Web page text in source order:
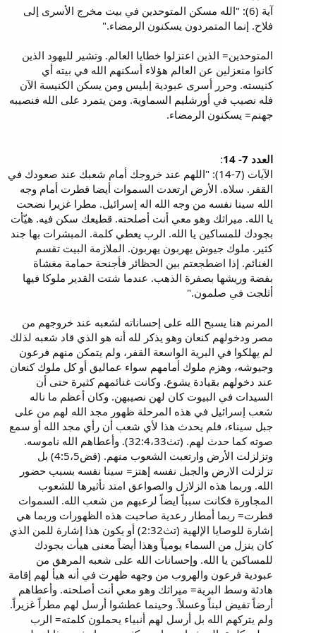
آية (6): "الله مسكن المتوحدين في بيت مخرج الأسرى إلى
فلاح. إنما المتمردون يسكنون الرمضاء."
المتوحدين= الذين اعتزلوا خطايا العالم. وتشير لليهود الذين
كانوا منعزلين عن العالم هؤلاء أسكنهم الله في بيته أي
كنيسته. وحرر أسرى عبودية إبليس ومن يسكن الكنيسة الآن
فله نصيب في أورشليم السماوية. ومن يتمرد على الله فنصيبه
جهنم= يسكنون الرمضاء.
العدد 7- 14
:
الآيات (7-14): "اللهم عند خروجك أمام شعبك عند صعودك في
القفر. سلاه. الأرض ارتعدت السموات أيضا قطرت أمام وجه
الله سينا نفسه من وجه الله اله إسرائيل. مطرا غزيرا نضحت
يا الله. ميراثك وهو معي أنت أصلحته. قطيعك سكن فيه. هيّأت
بجودك للمساكين يا الله. الرب يعطي كلمة. المبشرات بها جند
كثير. ملوك جيوش يهربون يهربون. الملازمة البيت تقسم
الغنائم. إذا اضطجعتم بين الحظائر فأجنحة حمامة مغشاة
بفضة وريشها بصفرة الذهب. عندما شتت القدير ملوكا فيها
أثلجت في صلمون."
المرنم هنا يسبح الله على إحساناته لشعبه عند خروجهم من
مصر ودخولهم كنعان وهو يذكر لله أنه هو الذي قاد شعبه لذلك
لم يهلكوا في البرية الواسعة القفر، ولم يتمكن منهم فرعون
وجيوشه، وهزم ملوك أمامهم سواء عماليق أو كل ملوك كنعان
عند دخولهم بقيادة يشوع. وكانت غنائمهم كثيرة حتى أن
السيدات في البيوت كان لهن نصيبهن. وكان أعظم ما ناله
شعب إسرائيل في هذه المرحلة ظهور مجد الله لهم من على
جبل سيناء، فلم يحدث هذا لأي شعب أن رأي مجد الله أو سمع
صوته كما حدث لهم. (تث32:4،33). وأعطاهم الله ناموسه.
وتزلزلت الأرض وارتعبت الشعوب منهم. (قض4:5،5) بل
تزلزلت الارض والجبل نفسه إهتز= سينا نفسه بسبب حضور
الله. وربما هذه الزلازل والصواعق امتد تأثيرها للشعوب
المجاورة فكانت سبباً ايضاً لرعبهم من شعب الله. السموات
قطرت= ربما أمطار رعدية صاحبت هذه الظهورات وربما هي
إشارة للوصايا الإلهية (تث2:32) أو يكون هذا إشارة للمن الذي
كان ينزل من السماء يومياً وهذا أيضاً معنى هيأت بجودك
للمساكين يا الله. وإحسانات الله على شعبه المرهق من
عبودية فرعون والهروب من وجهه ظهرت في أنه هيأ لهم إقامة
هادئة وسط البرية= ميراثك وهو معي أنت أصلحته. وأعطاهم
أرضاً تفيض لبناً وعسلاً. وحينما عطشوا أرسل لهم مطراً غزيراً.
ولم يتركهم الله بل أرسل لهم أنبياء يحملون كلمته= الرب